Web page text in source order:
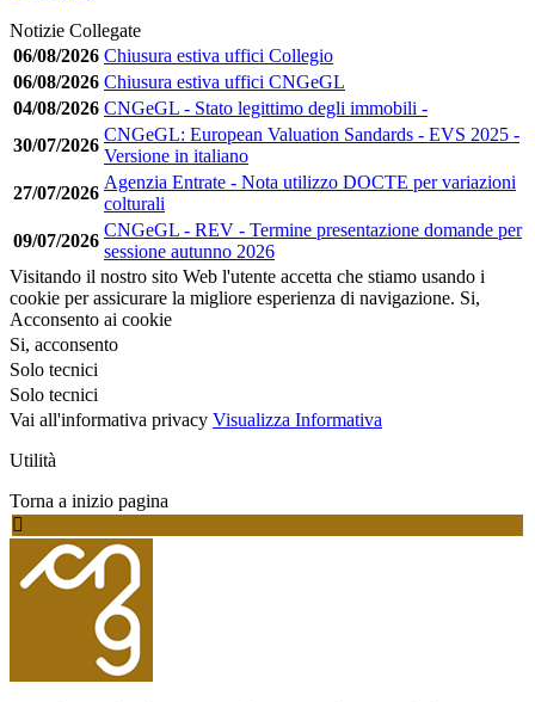
Notizie Collegate
06/08/2026 Chiusura estiva uffici Collegio
06/08/2026 Chiusura estiva uffici CNGeGL
04/08/2026 CNGeGL - Stato legittimo degli immobili -
30/07/2026
CNGeGL: European Valuation Sandards - EVS 2025 -
Versione in italiano
27/07/2026
Agenzia Entrate - Nota utilizzo DOCTE per variazioni
colturali
09/07/2026
CNGeGL - REV - Termine presentazione domande per
sessione autunno 2026
Visitando il nostro sito Web l'utente accetta che stiamo usando i
cookie per assicurare la migliore esperienza di navigazione. Si,
Acconsento ai cookie
Si, acconsento
Solo tecnici
Solo tecnici
Vai all'informativa privacy Visualizza Informativa
Utilità
Torna a inizio pagina